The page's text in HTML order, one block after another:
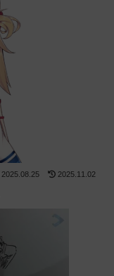
2025.08.25 2025.11.02